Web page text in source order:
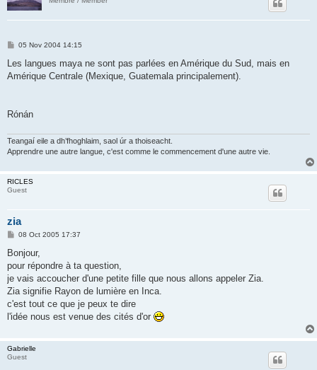
P
s
05 Nov 2004 14:15
Les langues maya ne sont pas parlées en Amérique du Sud, mais en
Amérique Centrale (Mexique, Guatemala principalement).
Rónán
Teangaí eile a dh’fhoghlaim, saol úr a thoiseacht.
Apprendre une autre langue, c'est comme le commencement d'une autre vie.
RICLES
Guest
zia
P
s
08 Oct 2005 17:37
Bonjour,
pour répondre à ta question,
je vais accoucher d'une petite fille que nous allons appeler Zia.
Zia signifie Rayon de lumière en Inca.
c'est tout ce que je peux te dire
l'idée nous est venue des cités d'or
Gabrielle
Guest